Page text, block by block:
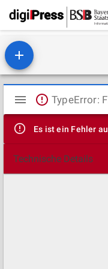
Mirador
Viewer
Es ist ein Fehler
Technische Details